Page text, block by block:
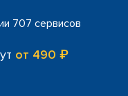
707 сервисов
от 490 ₽